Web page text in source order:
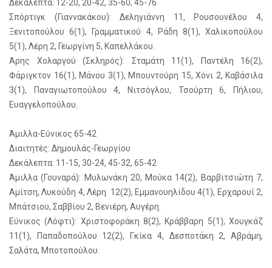
Δεκάλεπτα: 12-20, 20-42, 35-60, 45-76
Σπόρτιγκ (Γιαννακάκου): Δεληγιάννη 11, Ρουσουνέλου 4,
Ξενιτοπούλου 6(1), Γραμματικού 4, Ράδη 8(1), Χαλικοπούλου
5(1), Λέρη 2, Γεωργίνη 5, Καπελλάκου.
Αρης Χολαργού (Σκληρός): Σταμάτη 11(1), Παντέλη 16(2),
Φάριγκτον 16(1), Μάνου 3(1), Μπουντούρη 15, Χόνι 2, Καβάσιλα
3(1), Παναγιωτοπούλου 4, Νιτσόγλου, Τσούρτη 6, Πήλιου,
Ευαγγελοπούλου.
Άμιλλα-Εύνικος 65-42
Διαιτητές: Δημουλάς-Γεωργίου
Δεκάλεπτα: 11-15, 30-24, 45-32, 65-42
Άμιλλα (Γουναρά): Μυλωνάκη 20, Μούκα 14(2), Βαρβιτσιώτη 7,
Αμίτση, Λυκούδη 4, Λέρη 12(2), Εμμανουηλίδου 4(1), Ερχαρουί 2,
Μπάτσιου, Σαββίου 2, Βενιέρη, Αυγέρη.
Εύνικος (Λόφτι): Χριστοφοράκη 8(2), Κράββαρη 5(1), Χουγκάζ
11(1), Παπαδοπούλου 12(2), Γκίκα 4, Δεσποτάκη 2, Αβράμη,
Σαλάτα, Μποτοπούλου.